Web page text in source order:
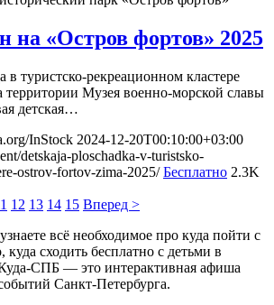
на «Остров фортов» 2025
в туристско-рекреационном кластере
территории Музея военно-морской славы
детская…
InStock 2024-12-20T00:10:00+03:00
detskaja-ploschadka-v-turistsko-
ostrov-fortov-zima-2025/ Бесплатно 2.3K
12 13 14 15 Вперед >
всё необходимое про куда пойти с
куда сходить бесплатно с детьми в
СПБ — это интерактивная афиша
Санкт-Петербурга.